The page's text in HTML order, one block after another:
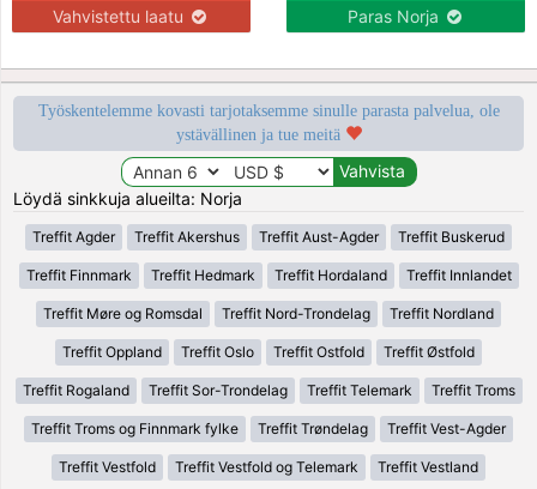
Vahvistettu laatu Paras Norja
Työskentelemme kovasti tarjotaksemme sinulle parasta palvelua, ole
ystävällinen ja tue meitä
Löydä sinkkuja alueilta: Norja
Treffit Agder Treffit Akershus Treffit Aust-Agder Treffit Buskerud
Treffit Finnmark Treffit Hedmark Treffit Hordaland Treffit Innlandet
Treffit Møre og Romsdal Treffit Nord-Trondelag Treffit Nordland
Treffit Oppland Treffit Oslo Treffit Ostfold Treffit Østfold
Treffit Rogaland Treffit Sor-Trondelag Treffit Telemark Treffit Troms
Treffit Troms og Finnmark fylke Treffit Trøndelag Treffit Vest-Agder
Treffit Vestfold Treffit Vestfold og Telemark Treffit Vestland